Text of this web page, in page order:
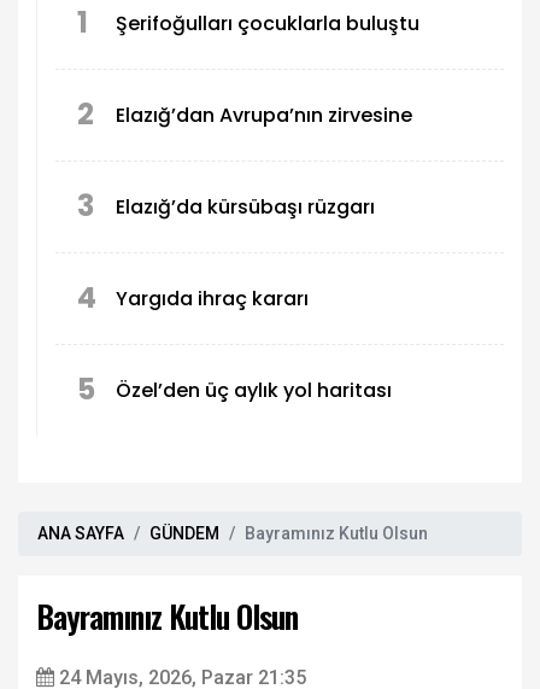
1 Şerifoğulları çocuklarla buluştu
2 Elazığ’dan Avrupa’nın zirvesine
3 Elazığ’da kürsübaşı rüzgarı
4 Yargıda ihraç kararı
5 Özel’den üç aylık yol haritası
ANA SAYFA GÜNDEM Bayramınız Kutlu Olsun
Bayramınız Kutlu Olsun
24 Mayıs, 2026, Pazar 21:35